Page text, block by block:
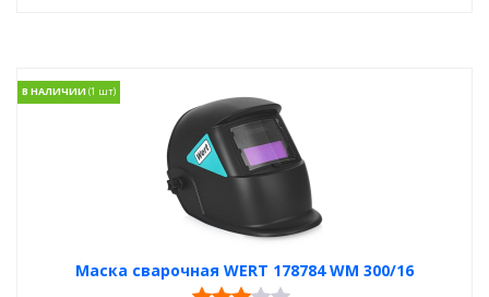
Маска сварочная WERT 178784 WM 300/16
В НАЛИЧИИ